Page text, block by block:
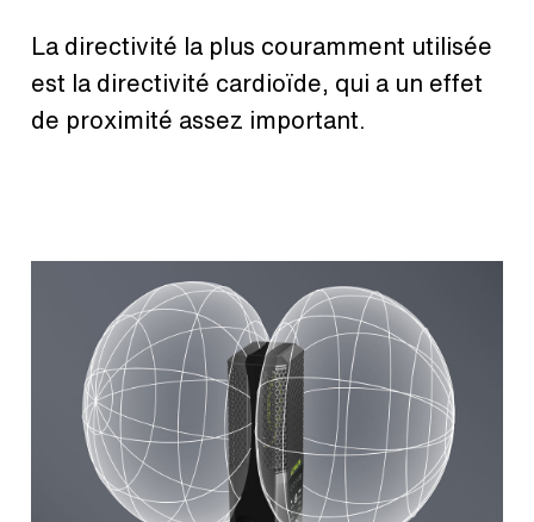
La directivité la plus couramment utilisée
est la directivité cardioïde, qui a un effet
de proximité assez important.